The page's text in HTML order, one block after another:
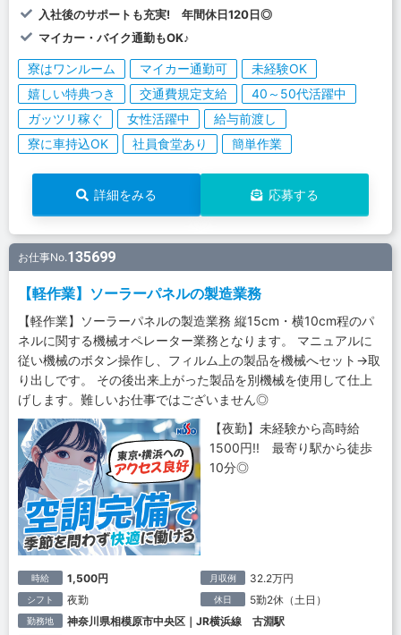
入社後のサポートも充実! 年間休日120日◎
マイカー・バイク通勤もOK♪
寮はワンルーム マイカー通勤可
未経験OK
嬉しい特典つき
交通費規定支給
40～50代活躍中
ガッツリ稼ぐ
女性活躍中
給与前渡し
寮に車持込OK
社員食堂あり 簡単作業
詳細をみる 応募する
お仕事No.135699
【軽作業】ソーラーパネルの製造業務
【軽作業】ソーラーパネルの製造業務 縦15cm・横10cm程のパ
ネルに関する機械オペレーター業務となります。 マニュアルに
従い機械のボタン操作し、フィルム上の製品を機械へセット→取
り出しです。 その後出来上がった製品を別機械を使用して仕上
げします。難しいお仕事ではございません◎
【夜勤】未経験から高時給
1500円!! 最寄り駅から徒歩
10分◎
時給 1,500円 月収例 32.2万円
シフト 夜勤 休日 5勤2休（土日）
勤務地 神奈川県相模原市中央区｜JR横浜線 古淵駅